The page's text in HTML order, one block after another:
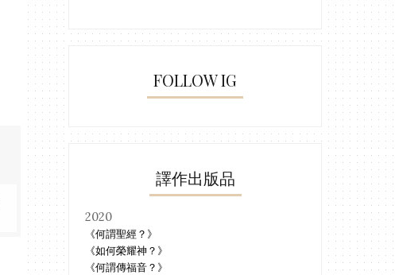
約翰歐文：基督受死的主要目的
約翰歐文：基督取人性的
的
FOLLOW IG
譯作出版品
2020
《何謂聖經？》
《如何榮耀神？》
《何謂傳福音？》